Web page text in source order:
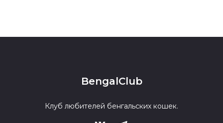
BengalClub
Клуб любителей бенгальских кошек.